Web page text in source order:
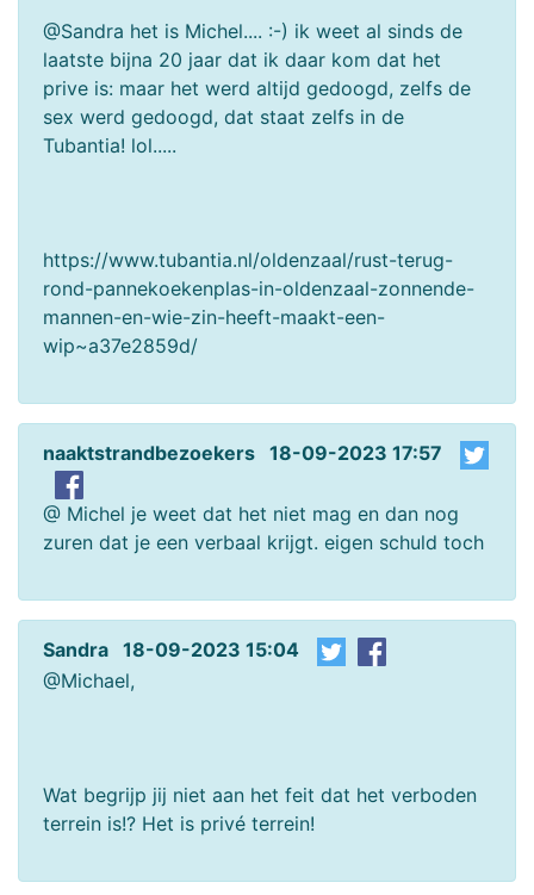
@Sandra het is Michel.... :-) ik weet al sinds de
laatste bijna 20 jaar dat ik daar kom dat het
prive is: maar het werd altijd gedoogd, zelfs de
sex werd gedoogd, dat staat zelfs in de
Tubantia! lol.....
https://www.tubantia.nl/oldenzaal/rust-terug-
rond-pannekoekenplas-in-oldenzaal-zonnende-
mannen-en-wie-zin-heeft-maakt-een-
wip~a37e2859d/
naaktstrandbezoekers 18-09-2023 17:57
@ Michel je weet dat het niet mag en dan nog
zuren dat je een verbaal krijgt. eigen schuld toch
Sandra 18-09-2023 15:04
@Michael,
Wat begrijp jij niet aan het feit dat het verboden
terrein is!? Het is privé terrein!